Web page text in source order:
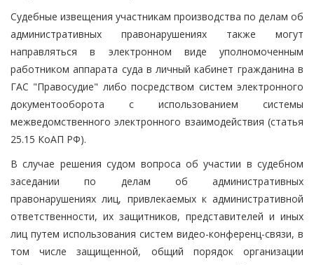
Судебные извещения участникам производства по делам об
административных правонарушениях также могут
направляться в электронном виде уполномоченным
работником аппарата суда в личный кабинет гражданина в
ГАС "Правосудие" либо посредством систем электронного
документооборота с использованием системы
межведомственного электронного взаимодействия (статья
25.15 КоАП РФ).
В случае решения судом вопроса об участии в судебном
заседании по делам об административных
правонарушениях лиц, привлекаемых к административной
ответственности, их защитников, представителей и иных
лиц путем использования систем видео-конференц-связи, в
том числе защищенной, общий порядок организации